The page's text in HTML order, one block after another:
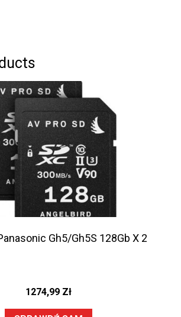
Gh5/Gh5S 128Gb X 2
1274,99 Zł